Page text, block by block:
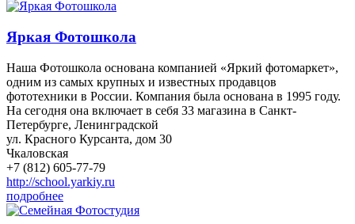
Яркая Фотошкола
Наша Фотошкола основана компанией «Яркий фотомаркет»,
одним из самых крупных и известных продавцов
фототехники в России. Компания была основана в 1995 году.
На сегодня она включает в себя 33 магазина в Санкт-
Петербурге, Ленинградской
ул. Красного Курсанта, дом 30
Чкаловская
+7 (812) 605-77-79
http://school.yarkiy.ru
подробнее